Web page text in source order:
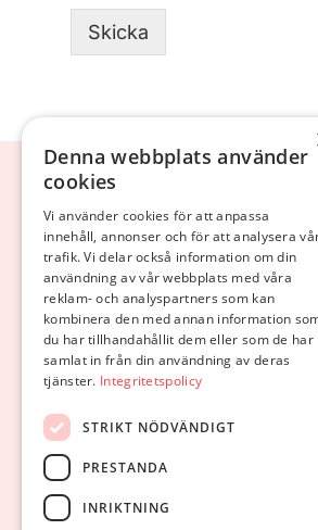
Skicka
ALEFORSHEMMET
Aleforsvägen 11, 441 39
Telefon:0322-66 56 80,
Email:
Karta: Aleforshemmet,
ALEFORSSTIFTELSEN I
Första Långgatan 21, Hpl
Denna webbplats använder
cookies
Vi använder cookies för att anpassa
innehåll, annonser och för att analysera
trafik. Vi delar också information om din
användning av vår webbplats med våra
reklam- och analyspartners som kan
kombinera den med annan information
du har tillhandahållit dem eller som de har
samlat in från din användning av deras
tjänster. Integritetspolicy
STRIKT NÖDVÄNDIGT
PRESTANDA
INRIKTNING